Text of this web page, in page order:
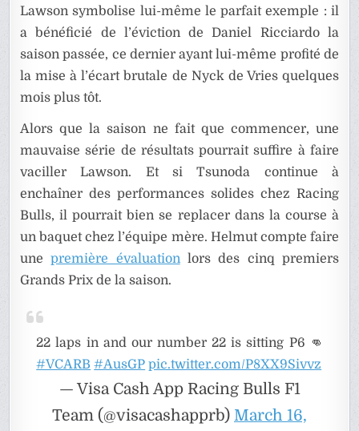
Lawson symbolise lui-même le parfait exemple : il
a bénéficié de l’éviction de Daniel Ricciardo la
saison passée, ce dernier ayant lui-même profité de
la mise à l’écart brutale de Nyck de Vries quelques
mois plus tôt.
Alors que la saison ne fait que commencer, une
mauvaise série de résultats pourrait suffire à faire
vaciller Lawson. Et si Tsunoda continue à
enchaîner des performances solides chez Racing
Bulls, il pourrait bien se replacer dans la course à
un baquet chez l’équipe mère. Helmut compte faire
unepremière évaluation lors des cinq premiers
Grands Prix de la saison.
22 laps in and our number 22 is sitting P6 👊
#VCARB #AusGP pic.twitter.com/P8XX9Sivvz
— Visa Cash App Racing Bulls F1
Team (@visacashapprb) March 16,